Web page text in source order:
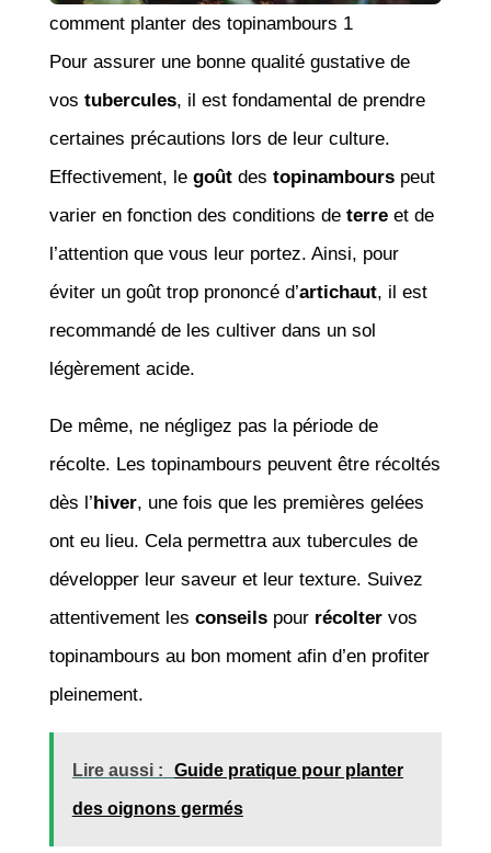
comment planter des topinambours 1
Pour assurer une bonne qualité gustative de
vos tubercules, il est fondamental de prendre
certaines précautions lors de leur culture.
Effectivement, le goûtdes topinambourspeut
varier en fonction des conditions de terreet de
l’attention que vous leur portez. Ainsi, pour
éviter un goût trop prononcé d’artichaut, il est
recommandé de les cultiver dans un sol
légèrement acide.
De même, ne négligez pas la période de
récolte. Les topinambours peuvent être récoltés
dès l’hiver, une fois que les premières gelées
ont eu lieu. Cela permettra aux tubercules de
développer leur saveur et leur texture. Suivez
attentivement les conseilspour récoltervos
topinambours au bon moment afin d’en profiter
pleinement.
Lire aussi : Guide pratique pour planter
des oignons germés